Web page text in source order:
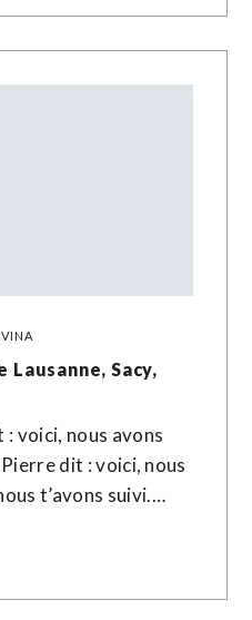
Sacy,
voici, nous avons
dit : voici, nous
t’avons suivi.…